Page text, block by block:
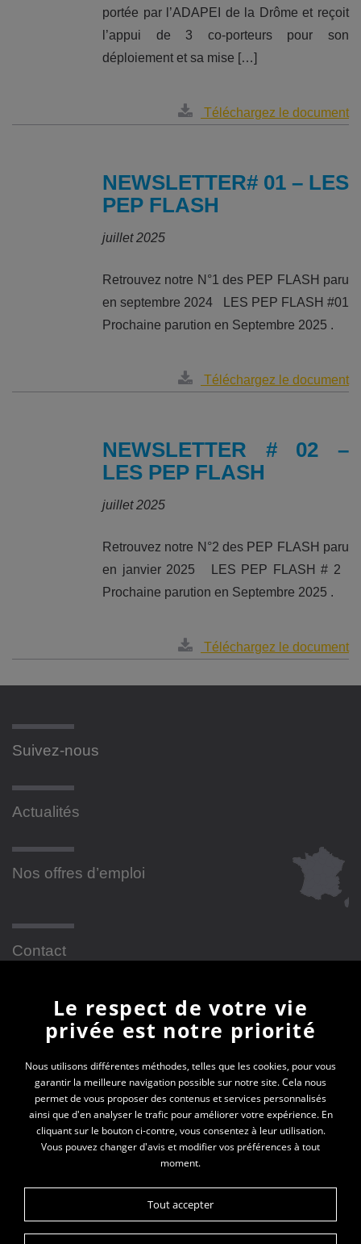
portée par l’ADAPEI de la Drôme et reçoit
l’appui de 3 co-porteurs pour son
déploiement et sa mise […]
Téléchargez le document
NEWSLETTER# 01 – LES
PEP FLASH
juillet 2025
Retrouvez notre N°1 des PEP FLASH paru
en septembre 2024 LES PEP FLASH #01
Prochaine parution en Septembre 2025 .
Téléchargez le document
NEWSLETTER # 02 –
LES PEP FLASH
juillet 2025
Retrouvez notre N°2 des PEP FLASH paru
en janvier 2025 LES PEP FLASH # 2
Prochaine parution en Septembre 2025 .
Téléchargez le document
Suivez-nous
Actualités
Nos offres d’emploi
Contact
Newsletter
En vous inscrivant à la newsletter, vous recevrez
toutes les actualités des PEP SRA
Votre e-mail*
Le respect de votre vie
privée est notre priorité
Nous utilisons différentes méthodes, telles que les cookies, pour vous
garantir la meilleure navigation possible sur notre site. Cela nous
permet de vous proposer des contenus et services personnalisés
ainsi que d'en analyser le trafic pour améliorer votre expérience. En
cliquant sur le bouton ci-contre, vous consentez à leur utilisation.
Vous pouvez changer d'avis et modifier vos préférences à tout
moment.
Tout accepter